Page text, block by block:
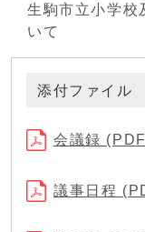
生駒市立小学校
いて
添付ファイル
会議録
議事日程